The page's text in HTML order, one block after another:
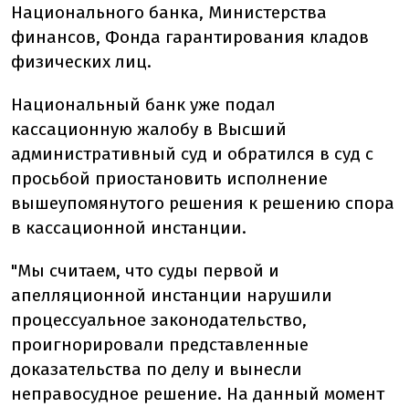
Национального банка, Министерства
финансов, Фонда гарантирования кладов
физических лиц.
Национальный банк уже подал
кассационную жалобу в Высший
административный суд и обратился в суд с
просьбой приостановить исполнение
вышеупомянутого решения к решению спора
в кассационной инстанции.
"Мы считаем, что суды первой и
апелляционной инстанции нарушили
процессуальное законодательство,
проигнорировали представленные
доказательства по делу и вынесли
неправосудное решение. На данный момент